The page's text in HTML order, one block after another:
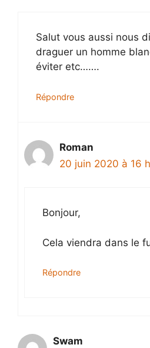
Salut vous aussi nous
draguer un homme
éviter etc…….
Répondre
Roman
20 juin 2020 à 16
Bonjour,
Cela viendra dans le
Répondre
Swam